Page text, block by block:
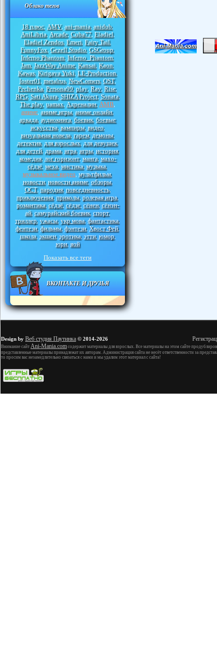
Облако тегов
18 плюс, AMV, ani-mania, anidub,
AniLibria, Arcade, Cuba77, Eladiel,
Eladiel Zendos, Emeri, Fairy Tail,
FunnyFox, Gezell Studio, GSGroup,
Inferno Phantom, Inferno_Phantom,
Jam, JazzWay Anime, Kansai, Kaon,
Kawas, Kirigava Yuki, LE-Production,
loster01, metalrus, NewComers, OST,
Pechenka, Persona99, play, Ray, Rise,
RPG, Sati Akura, SHIZA Project, Sonata,
The play, uamax, Адреналин, АМВ
аниме аниме игры, аниме онлайн,
аркада, аудиокнига, боевик, боевые
искусства, вампиры, видео,
визуальная новела, гарем, демоны,
детектив, для взрослых, для девушек,
для детей, драма, игра, игры, история,
комедия, лог горизонт, манга, махо-
сёдзё, меха, мистика, музыка,
музыкальное видео мультфильм,
новости, новости аниме, обзоры,
ОСТ, пародия, повседневность,
приключения, приколы, ролевая игра,
романтика, сёдзё, сёдзе, сёнен, сёнэн-
ай, самурайский боевик, спорт,
триллер, ужасы, укр мова, фантастика,
фентези, фильмы, фэнтези, Хвост Фей,
школа, экшен, эротика, этти, юмор,
юри, яой
Показать все теги
ВКОНТАКТЕ И ДРУЗЬЯ
Design by Веб студия Паутинка © 2014-2026
Внимание сайт Ani-Mania.com содержит материалы для взрослых. Все материалы на этом сайте
представленные материалы принадлежат их авторам. Администрация сайта не несёт ответственности за
то просим вас незамедлительно связаться с нами и мы удалим этот материал с сайта!